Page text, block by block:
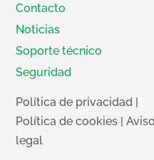
Contacto
Noticias
Soporte técnico
Seguridad
Política de privacidad
Política de cookies |Aviso
legal